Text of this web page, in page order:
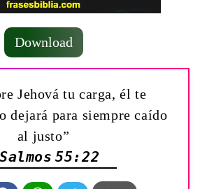
Download
Jehová tu carga, él te
dejará para siempre caído
al justo”
55:22